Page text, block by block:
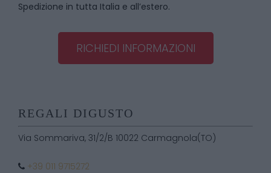
Spedizione in tutta Italia e all’estero.
RICHIEDI INFORMAZIONI
REGALI DIGUSTO
Via Sommariva, 31/2/B 10022 Carmagnola(TO)
+39 011 9715272